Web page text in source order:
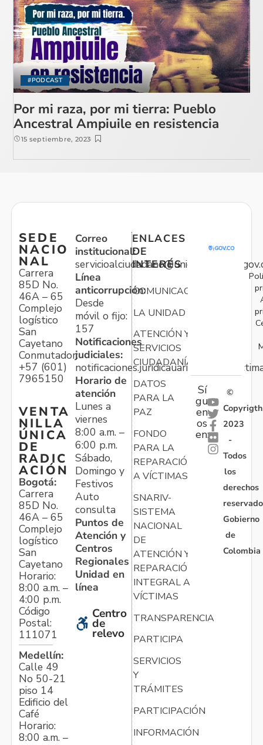
#PODCAST
Por mi raza, por mi tierra: Pueblo
Ancestral Ampiuile en resistencia
15 septiembre, 2023
SEDE
NACIO
NAL
Carrera
85D No.
46A – 65
Complejo
logístico
San
Cayetano
Conmutador:
+57 (601)
7965150
VENTA
NILLA
ÚNICA
DE
RADIC
ACIÓN
Bogotá:
Carrera
85D No.
46A – 65
Complejo
logístico
San
Cayetano
Horario:
8:00 a.m. –
4:00 p.m.
Código
Postal:
111071
Medellín:
Calle 49
No 50-21
piso 14
Edificio del
Café
Horario:
8:00 a.m. –
Correo
institucional:
Línea
anticorrupción:
Desde
móvil o fijo:
157
Notificaciones
judiciales:
Horario de
atención
Lunes a
viernes
8:00 a.m. –
6:00 p.m.
Sábado,
Domingo y
Festivos
Auto
consulta
Puntos de
Atención y
Centros
Regionales
Unidad en
línea
Centro
de
relevo
ENLACES
DE
INTERÉS
COMUNICACIONES
LA UNIDAD
ATENCIÓN Y
SERVICIOS
CIUDADANÍA
DATOS
PARA LA
PAZ
FONDO
PARA LA
REPARACIÓN
A VÍCTIMAS
SNARIV-
SISTEMA
NACIONAL
DE
ATENCIÓN Y
REPARACIÓN
INTEGRAL A
VÍCTIMAS
TRANSPARENCIA
PARTICIPA
SERVICIOS
Y
TRÁMITES
PARTICIPACIÓN
INFORMACIÓN
Sí
gu
en
os
en:
©
Copyrigth
2023
-
Todos
los
derechos
Gobierno
de
Colombia